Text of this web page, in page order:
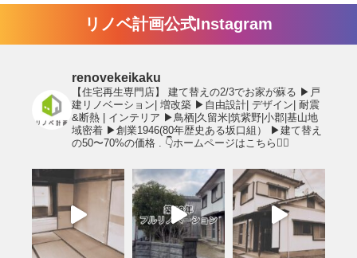
リノベ計画公式Instagram
renovekeikaku
【住宅再生専門店】 建て替えの2/3でお家が蘇る ▶︎戸
建リノベーション| 増改築 ▶︎自由設計| デザイン| 耐震
&断熱 | インテリア ▶︎鳥栖|久留米|筑紫野|小郡|基山地
域密着 ▶︎創業1946(80年歴史ある坂口組）
▶︎建て替え
の50〜70%の価格
👇ホームページはこちら💁‍♂️